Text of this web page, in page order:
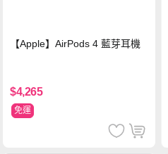
【Apple】AirPods 4 藍芽耳機
$4,265
免運